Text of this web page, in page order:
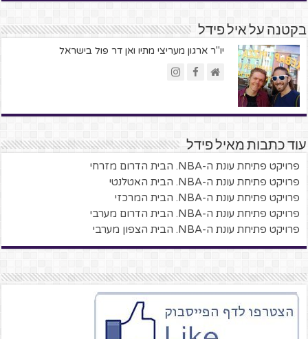
בקטנה על איל פידל
יו"ר ארגון מעריצי מתיו ואן דר פול בישראל
עוד כתבות מאיל פידל
פרויקט פתיחת עונת ה-NBA. הבית הדרום מזרחי
פרויקט פתיחת עונת ה-NBA. הבית האטלנטי
פרויקט פתיחת עונת ה-NBA. הבית המרכזי
פרויקט פתיחת עונת ה-NBA. הבית הדרום מערבי
פרויקט פתיחת עונת ה-NBA. הבית הצפון מערבי